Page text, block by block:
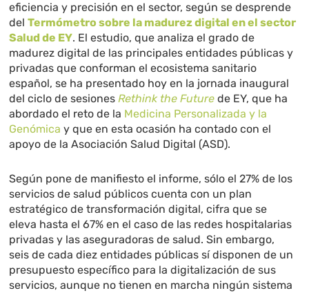
eficiencia y precisión en el sector, según se desprende
delTermómetro sobre la madurez digital en el sector
Salud de EY. El estudio, que analiza el grado de
madurez digital de las principales entidades públicas y
privadas que conforman el ecosistema sanitario
español, se ha presentado hoy en la jornada inaugural
del ciclo de sesionesRethink the Future de EY, que ha
abordado el reto de la Medicina Personalizada y la
Genómica y que en esta ocasión ha contado con el
apoyo de la Asociación Salud Digital (ASD).
Según pone de manifiesto el informe, sólo el 27% de los
servicios de salud públicos cuenta con un plan
estratégico de transformación digital, cifra que se
eleva hasta el 67% en el caso de las redes hospitalarias
privadas y las aseguradoras de salud. Sin embargo,
seis de cada diez entidades públicas sí disponen de un
presupuesto específico para la digitalización de sus
servicios, aunque no tienen en marcha ningún sistema